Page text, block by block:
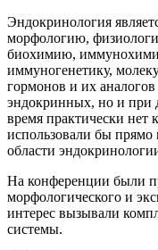
Эндокринология
морфологию,
биохимию,
иммуногенетику,
гормонов и их
эндокринных, но и при
время практически нет
использовали бы
области
На конференции были
морфологического и
интерес вызывали
системы.